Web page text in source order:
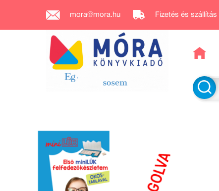
mora@mora.hu Fizetés és szállítás